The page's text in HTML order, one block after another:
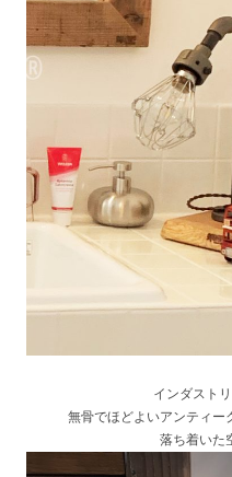
インダスト
無骨でほどよいアンティー
落ち着いた